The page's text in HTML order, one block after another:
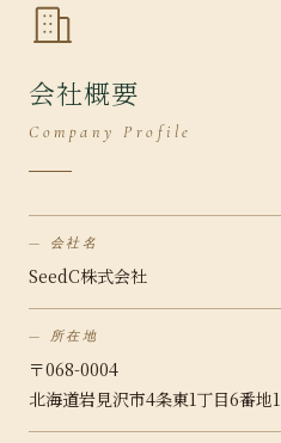
会社概要
Company Profile
会社名
SeedC株式会社
所在地
〒068-0004
北海道岩見沢市4条東1丁目6番地1